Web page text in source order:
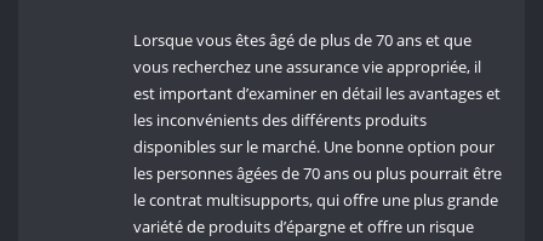
Lorsque vous êtes âgé de plus de 70 ans et que
vous recherchez une assurance vie appropriée, il
est important d’examiner en détail les avantages et
les inconvénients des différents produits
disponibles sur le marché. Une bonne option pour
les personnes âgées de 70 ans ou plus pourrait être
le contrat multisupports, qui offre une plus grande
variété de produits d’épargne et offre un risque